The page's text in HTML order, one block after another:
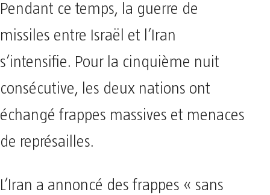
Pendant ce temps, la guerre de
missiles entre Israël et l’Iran
s’intensifie. Pour la cinquième nuit
consécutive, les deux nations ont
échangé frappes massives et menaces
de représailles.
L’Iran a annoncé des frappes « sans